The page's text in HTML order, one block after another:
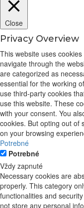
Close
Privacy Overview
This website uses
navigate through the
are categorized as
essential for the working
use third-party cookies
use this website. These
with your consent. You
cookies. But opting out of
on your browsing
Potrebné
Potrebné
Vždy zapnuté
Necessary cookies are
properly. This category
functionalities and
not store any personal